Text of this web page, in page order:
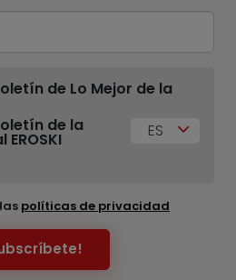
de Lo Mejor de la
de la
ES
políticas de privacidad